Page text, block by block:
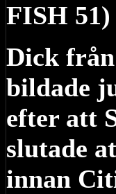
FISH 51)
Dick
bildade
efter att
slutade
innan